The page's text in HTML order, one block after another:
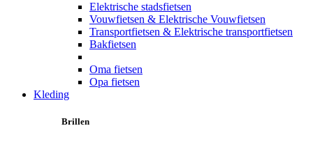
Elektrische stadsfietsen
Vouwfietsen & Elektrische Vouwfietsen
Transportfietsen & Elektrische transportfietsen
Bakfietsen
Oma fietsen
Opa fietsen
Kleding
Brillen